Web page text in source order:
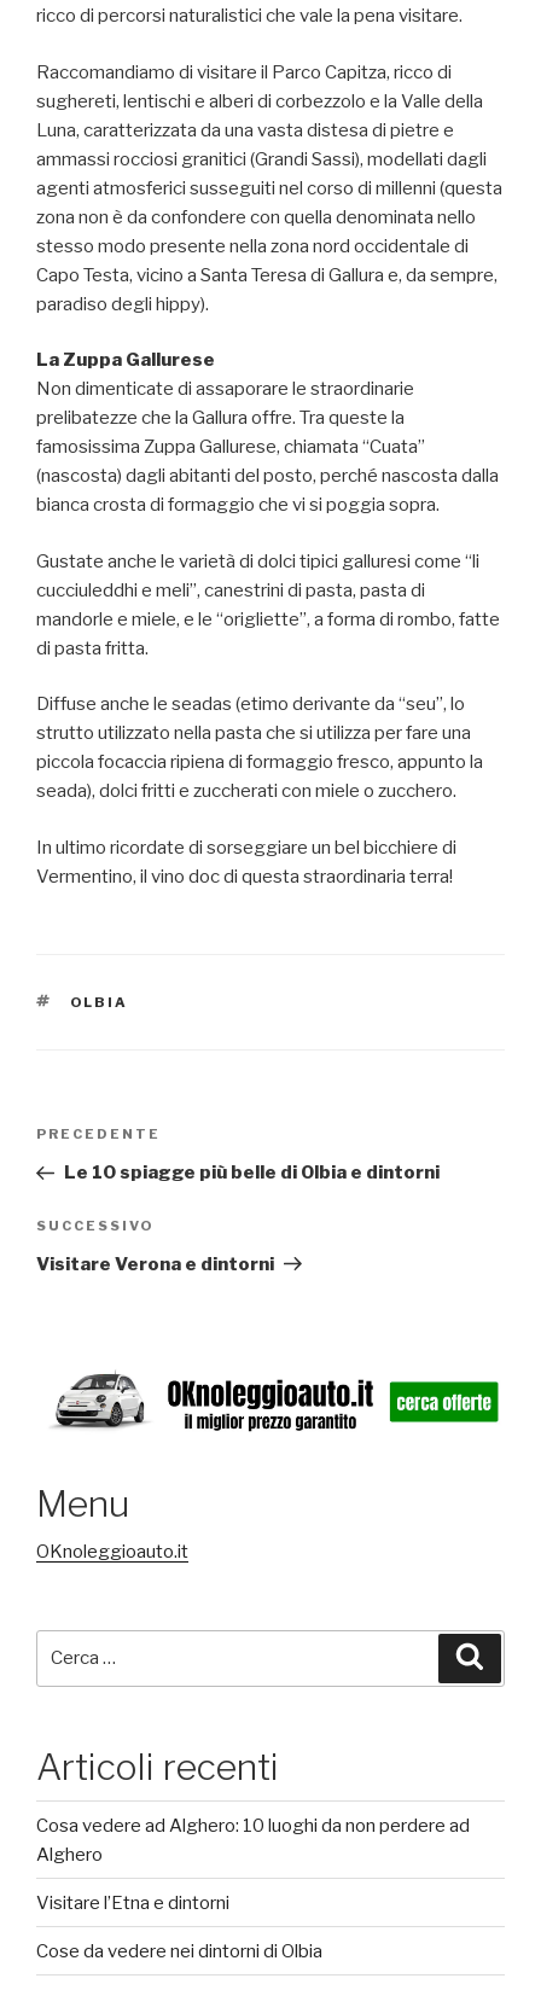
ricco di percorsi naturalistici che vale la pena visitare.
Raccomandiamo di visitare il Parco Capitza, ricco di
sughereti, lentischi e alberi di corbezzolo e la Valle della
Luna, caratterizzata da una vasta distesa di pietre e
ammassi rocciosi granitici (Grandi Sassi), modellati dagli
agenti atmosferici susseguiti nel corso di millenni (questa
zona non è da confondere con quella denominata nello
stesso modo presente nella zona nord occidentale di
Capo Testa, vicino a Santa Teresa di Gallura e, da sempre,
paradiso degli hippy).
La Zuppa Gallurese
Non dimenticate di assaporare le straordinarie
prelibatezze che la Gallura offre. Tra queste la
famosissima Zuppa Gallurese, chiamata “Cuata”
(nascosta) dagli abitanti del posto, perché nascosta dalla
bianca crosta di formaggio che vi si poggia sopra.
Gustate anche le varietà di dolci tipici galluresi come “li
cucciuleddhi e meli”, canestrini di pasta, pasta di
mandorle e miele, e le “origliette”, a forma di rombo, fatte
di pasta fritta.
Diffuse anche le seadas (etimo derivante da “seu”, lo
strutto utilizzato nella pasta che si utilizza per fare una
piccola focaccia ripiena di formaggio fresco, appunto la
seada), dolci fritti e zuccherati con miele o zucchero.
In ultimo ricordate di sorseggiare un bel bicchiere di
Vermentino, il vino doc di questa straordinaria terra!
TAG
OLBIA
Navigazione
articoli
Articolo
precedente:
PRECEDENTE
Le 10 spiagge più belle di Olbia e dintorni
Articolo
successivo
SUCCESSIVO
Visitare Verona e dintorni
Menu
OKnoleggioauto.it
Articoli recenti
Cosa vedere ad Alghero: 10 luoghi da non perdere ad
Alghero
Visitare l’Etna e dintorni
Cose da vedere nei dintorni di Olbia